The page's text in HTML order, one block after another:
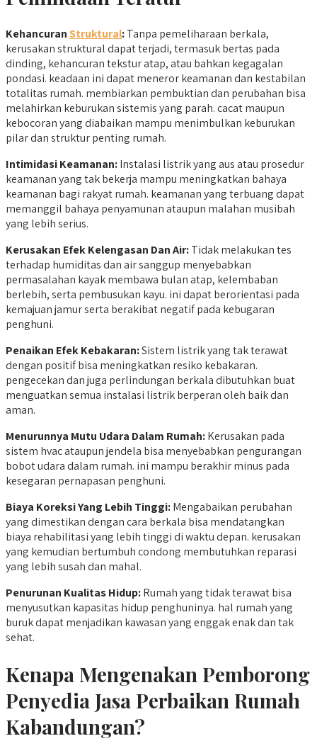
KehancuranStruktural:Tanpa pemeliharaan berkala,
kerusakan struktural dapat terjadi, termasuk bertas pada
dinding, kehancuran tekstur atap, atau bahkan kegagalan
pondasi. keadaan ini dapat meneror keamanan dan kestabilan
totalitas rumah. membiarkan pembuktian dan perubahan bisa
melahirkan keburukan sistemis yang parah. cacat maupun
kebocoran yang diabaikan mampu menimbulkan keburukan
pilar dan struktur penting rumah.
Intimidasi Keamanan:Instalasi listrik yang aus atau prosedur
keamanan yang tak bekerja mampu meningkatkan bahaya
keamanan bagi rakyat rumah. keamanan yang terbuang dapat
memanggil bahaya penyamunan ataupun malahan musibah
yang lebih serius.
Kerusakan Efek Kelengasan Dan Air:Tidak melakukan tes
terhadap humiditas dan air sanggup menyebabkan
permasalahan kayak membawa bulan atap, kelembaban
berlebih, serta pembusukan kayu. ini dapat berorientasi pada
kemajuan jamur serta berakibat negatif pada kebugaran
penghuni.
Penaikan Efek Kebakaran:Sistem listrik yang tak terawat
dengan positif bisa meningkatkan resiko kebakaran.
pengecekan dan juga perlindungan berkala dibutuhkan buat
menguatkan semua instalasi listrik berperan oleh baik dan
aman.
Menurunnya Mutu Udara Dalam Rumah:Kerusakan pada
sistem hvac ataupun jendela bisa menyebabkan pengurangan
bobot udara dalam rumah. ini mampu berakhir minus pada
kesegaran pernapasan penghuni.
Biaya Koreksi Yang Lebih Tinggi:Mengabaikan perubahan
yang dimestikan dengan cara berkala bisa mendatangkan
biaya rehabilitasi yang lebih tinggi di waktu depan. kerusakan
yang kemudian bertumbuh condong membutuhkan reparasi
yang lebih susah dan mahal.
Penurunan Kualitas Hidup:Rumah yang tidak terawat bisa
menyusutkan kapasitas hidup penghuninya. hal rumah yang
buruk dapat menjadikan kawasan yang enggak enak dan tak
sehat.
Kenapa Mengenakan Pemborong
Penyedia Jasa Perbaikan Rumah
Kabandungan?